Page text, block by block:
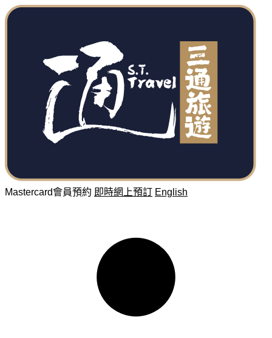
Mastercard會員預約 即時網上預訂 English